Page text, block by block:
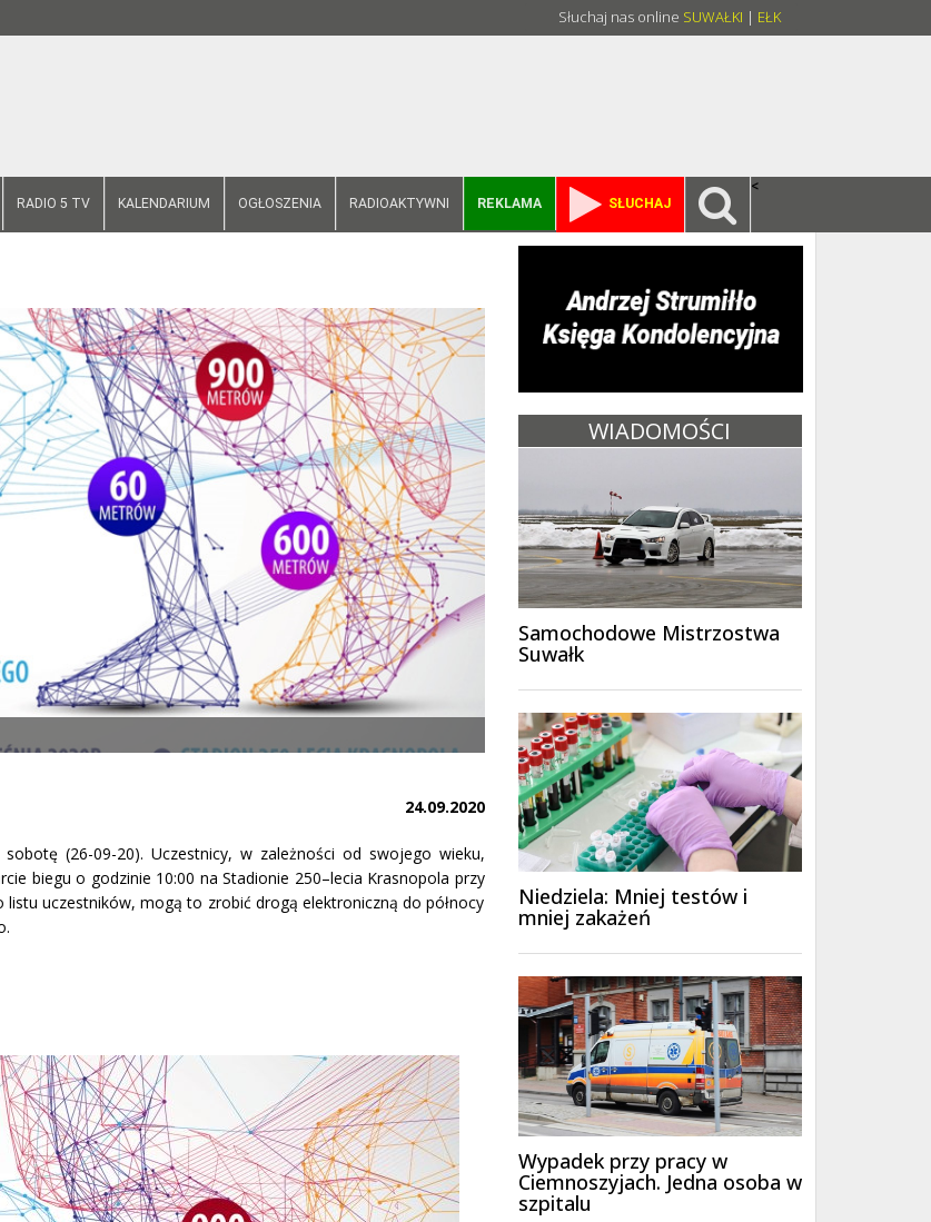
Słuchaj nas online SUWAŁKI | EŁK
<
RADIO 5 TV KALENDARIUM OGŁOSZENIA RADIOAKTYWNI REKLAMA SŁUCHAJ
24.09.2020
(26-09-20). Uczestnicy, w zależności od swojego wieku,
biegu o godzinie 10:00 na Stadionie 250–lecia Krasnopola przy
uczestników, mogą to zrobić drogą elektroniczną do północy
WIADOMOŚCI
Samochodowe Mistrzostwa
Suwałk
Niedziela: Mniej testów i
mniej zakażeń
Wypadek przy pracy w
Ciemnoszyjach. Jedna osoba w
szpitalu